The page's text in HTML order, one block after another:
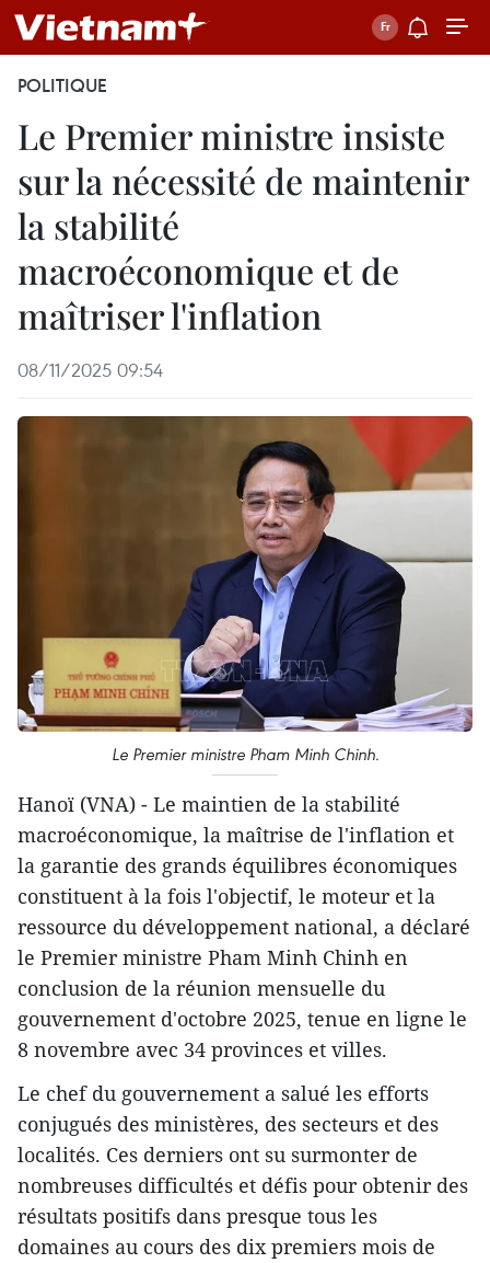
POLITIQUE
Le Premier ministre insiste
sur la nécessité de maintenir
la stabilité
macroéconomique et de
maîtriser l'inflation
08/11/2025 09:54
Le Premier ministre Pham Minh Chinh.
Hanoï (VNA) - Le maintien de la stabilité
macroéconomique, la maîtrise de l'inflation et
la garantie des grands équilibres économiques
constituent à la fois l'objectif, le moteur et la
ressource du développement national, a déclaré
le Premier ministre Pham Minh Chinh en
conclusion de la réunion mensuelle du
gouvernement d'octobre 2025, tenue en ligne le
8 novembre avec 34 provinces et villes.
Le chef du gouvernement a salué les efforts
conjugués des ministères, des secteurs et des
localités. Ces derniers ont su surmonter de
nombreuses difficultés et défis pour obtenir des
résultats positifs dans presque tous les
domaines au cours des dix premiers mois de